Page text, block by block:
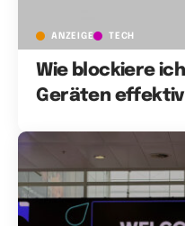
ANZEIGE TECH
Wie blockiere
Geräten